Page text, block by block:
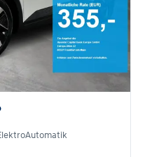
Automatik